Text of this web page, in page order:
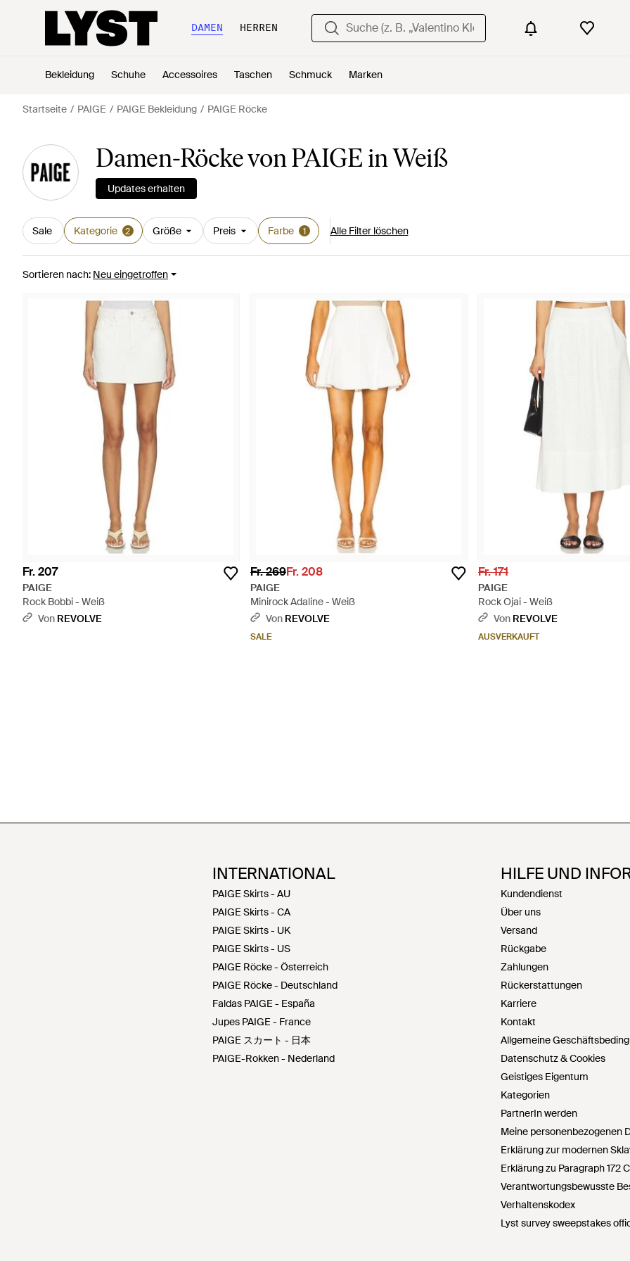
DAMEN HERREN
Bekleidung Schuhe Accessoires Taschen Schmuck Marken
Startseite PAIGE PAIGE Bekleidung PAIGE Röcke
Damen-Röcke von PAIGE in Weiß
Updates erhalten
Sale Kategorie 2 Größe Preis Farbe 1 Alle Filter löschen
Sortieren nach: Neu eingetroffen
Fr. 207
PAIGE
Rock Bobbi - Weiß
Von REVOLVE
Fr. 269Fr. 208
PAIGE
Minirock Adaline - Weiß
Von REVOLVE
SALE
Fr. 171
PAIGE
Rock Ojai - Weiß
Von REVOLVE
AUSVERKAUFT
INTERNATIONAL
PAIGE Skirts - AU
PAIGE Skirts - CA
PAIGE Skirts - UK
PAIGE Skirts - US
PAIGE Röcke - Österreich
PAIGE Röcke - Deutschland
Faldas PAIGE - España
Jupes PAIGE - France
PAIGE スカート - 日本
PAIGE-Rokken - Nederland
HILFE UND
Kundendienst
Über uns
Versand
Rückgabe
Zahlungen
Rückerstattungen
Karriere
Kontakt
Allgemeine
Datenschutz & Cookies
Geistiges Eigentum
Kategorien
PartnerIn werden
Meine personenbezogenen
Erklärung zur modernen
Erklärung zu Paragraph 172
Verantwortungsbewusste
Verhaltenskodex
Lyst survey sweepstakes